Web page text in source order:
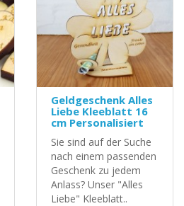
Geldgeschenk Alles
Liebe Kleeblatt 16
cm Personalisiert
Sie sind auf der Suche
nach einem passenden
Geschenk zu jedem
Anlass? Unser "Alles
Liebe" Kleeblatt..